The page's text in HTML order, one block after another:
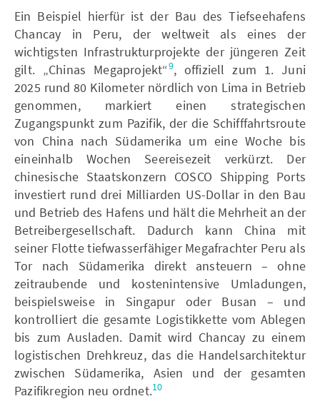
Ein Beispiel hierfür ist der Bau des Tiefseehafens
Chancay in Peru, der weltweit als eines der
wichtigsten Infrastrukturprojekte der jüngeren Zeit
gilt. „Chinas Megaprojekt“9, offiziell zum 1. Juni
2025 rund 80 Kilometer nördlich von Lima in Betrieb
genommen, markiert einen strategischen
Zugangspunkt zum Pazifik, der die Schifffahrtsroute
von China nach Südamerika um eine Woche bis
eineinhalb Wochen Seereisezeit verkürzt. Der
chinesische Staatskonzern COSCO Shipping Ports
investiert rund drei Milliarden US-Dollar in den Bau
und Betrieb des Hafens und hält die Mehrheit an der
Betreibergesellschaft. Dadurch kann China mit
seiner Flotte tiefwasserfähiger Megafrachter Peru als
Tor nach Südamerika direkt ansteuern – ohne
zeitraubende und kostenintensive Umladungen,
beispielsweise in Singapur oder Busan – und
kontrolliert die gesamte Logistikkette vom Ablegen
bis zum Ausladen. Damit wird Chancay zu einem
logistischen Drehkreuz, das die Handelsarchitektur
zwischen Südamerika, Asien und der gesamten
Pazifikregion neu ordnet.10